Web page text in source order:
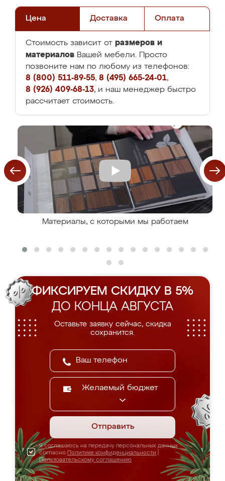
Цена Доставка Оплата
Стоимость зависит от размеров и
материалов Вашей мебели. Просто
позвоните нам по любому из телефонов:
8 (800) 511-89-55, 8 (495) 665-24-01,
8 (926) 409-68-13, и наш менеджер быстро
рассчитает стоимость.
Материалы, с которыми мы работаем
ФИКСИРУЕМ СКИДКУ В 5%
ДО КОНЦА АВГУСТА
Оставьте заявку сейчас, скидка
сохранится.
Желаемый бюджет
Отправить
Я соглашаюсь на передачу персональных данных
согласно Политике конфиденциальности
Пользовательскому соглашению